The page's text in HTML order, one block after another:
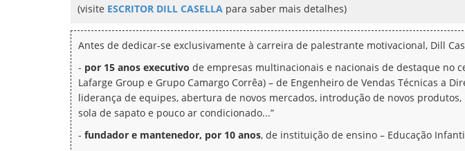
(visite ESCRITOR DILL CASELLA para saber mais detalhes)
Antes de dedicar-se exclusivamente à carreira de palestrante motivacional, Dill
- por 15 anos executivo de empresas multinacionais e nacionais de destaque no
Lafarge Group e Grupo Camargo Corrêa) – de Engenheiro de Vendas Técnicas a
liderança de equipes, abertura de novos mercados, introdução de novos produtos,
sola de sapato e pouco ar condicionado...”
- fundador e mantenedor, por 10 anos, de instituição de ensino – Educação